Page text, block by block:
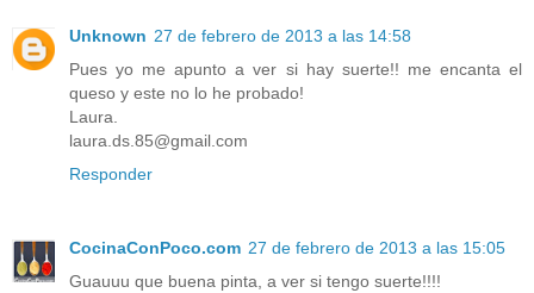
Unknown 27 de febrero de 2013 a las 14:58
Pues yo me apunto a ver si hay suerte!! me encanta el
queso y este no lo he probado!
Laura.
laura.ds.85@gmail.com
Responder
CocinaConPoco.com 27 de febrero de 2013 a las 15:05
Guauuu que buena pinta, a ver si tengo suerte!!!!